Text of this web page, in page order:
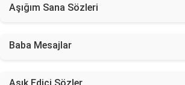
Aşığım Sana Sözleri
Baba Mesajlar